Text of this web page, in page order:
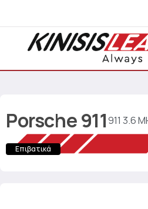
Porsche911911 3.6
Επιβατικά